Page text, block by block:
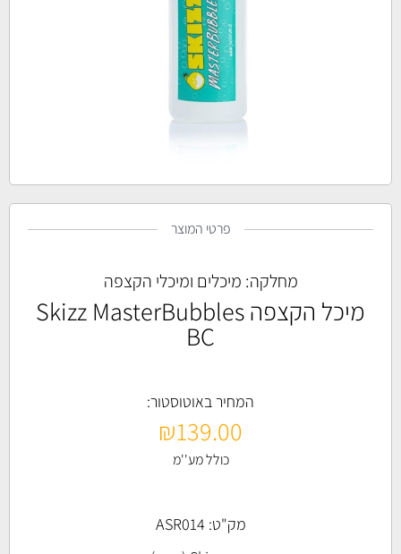
פרטי המוצר
מחלקה: מיכלים ומיכלי הקצפה
מיכל הקצפה Skizz MasterBubbles
BC
המחיר באוטוסטור:
₪139.00
כולל מע''מ
מק"ט: ASR014